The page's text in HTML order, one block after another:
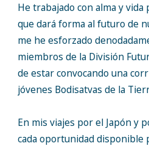
He trabajado con alma y
que dará forma al futuro de
me he esforzado
miembros de la División
de estar convocando una
jóvenes Bodisatvas de la
En mis viajes por el Japón y
cada oportunidad disponible